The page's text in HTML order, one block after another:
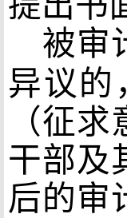
被审
异议的
（征
干部及
后的审